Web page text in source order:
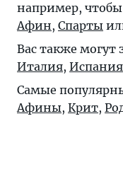
например,
Афин, Спарты
Вас также могут
Италия, Испания
Самые
Афины, Крит,